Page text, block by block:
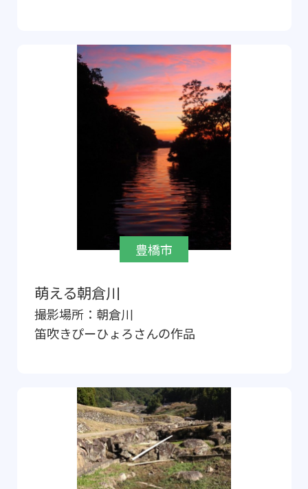
豊橋市
萌える朝倉川
撮影場所： 朝倉川
笛吹きぴーひょろさんの作品